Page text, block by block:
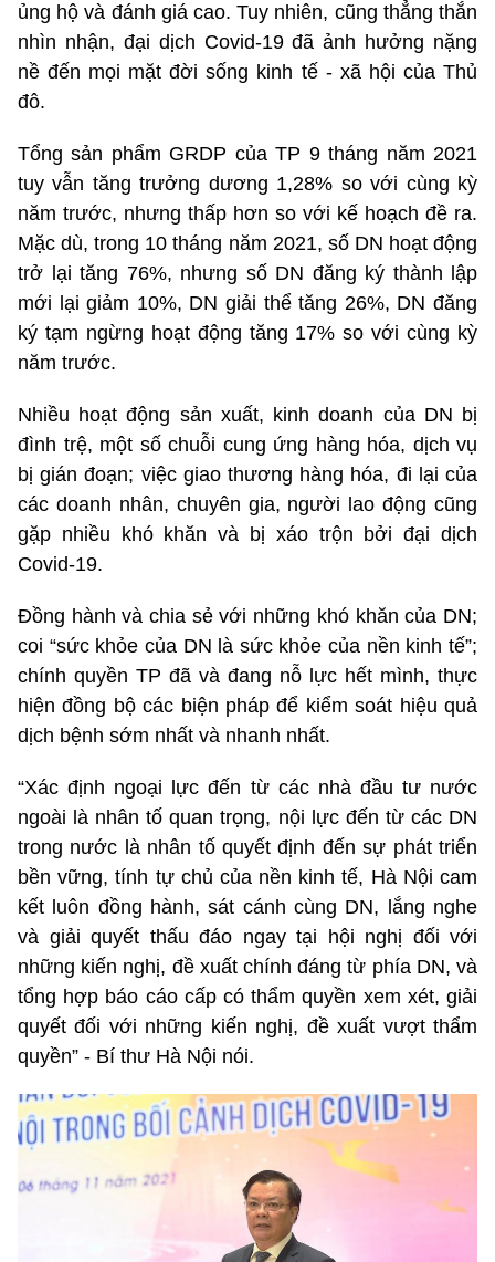
ủng hộ và đánh giá cao. Tuy nhiên, cũng thẳng thắn
nhìn nhận, đại dịch Covid-19 đã ảnh hưởng nặng
nề đến mọi mặt đời sống kinh tế - xã hội của Thủ
đô.
Tổng sản phẩm GRDP của TP 9 tháng năm 2021
tuy vẫn tăng trưởng dương 1,28% so với cùng kỳ
năm trước, nhưng thấp hơn so với kế hoạch đề ra.
Mặc dù, trong 10 tháng năm 2021, số DN hoạt động
trở lại tăng 76%, nhưng số DN đăng ký thành lập
mới lại giảm 10%, DN giải thể tăng 26%, DN đăng
ký tạm ngừng hoạt động tăng 17% so với cùng kỳ
năm trước.
Nhiều hoạt động sản xuất, kinh doanh của DN bị
đình trệ, một số chuỗi cung ứng hàng hóa, dịch vụ
bị gián đoạn; việc giao thương hàng hóa, đi lại của
các doanh nhân, chuyên gia, người lao động cũng
gặp nhiều khó khăn và bị xáo trộn bởi đại dịch
Covid-19.
Đồng hành và chia sẻ với những khó khăn của DN;
coi “sức khỏe của DN là sức khỏe của nền kinh tế”;
chính quyền TP đã và đang nỗ lực hết mình, thực
hiện đồng bộ các biện pháp để kiểm soát hiệu quả
dịch bệnh sớm nhất và nhanh nhất.
“Xác định ngoại lực đến từ các nhà đầu tư nước
ngoài là nhân tố quan trọng, nội lực đến từ các DN
trong nước là nhân tố quyết định đến sự phát triển
bền vững, tính tự chủ của nền kinh tế, Hà Nội cam
kết luôn đồng hành, sát cánh cùng DN, lắng nghe
và giải quyết thấu đáo ngay tại hội nghị đối với
những kiến nghị, đề xuất chính đáng từ phía DN, và
tổng hợp báo cáo cấp có thẩm quyền xem xét, giải
quyết đối với những kiến nghị, đề xuất vượt thẩm
quyền” - Bí thư Hà Nội nói.